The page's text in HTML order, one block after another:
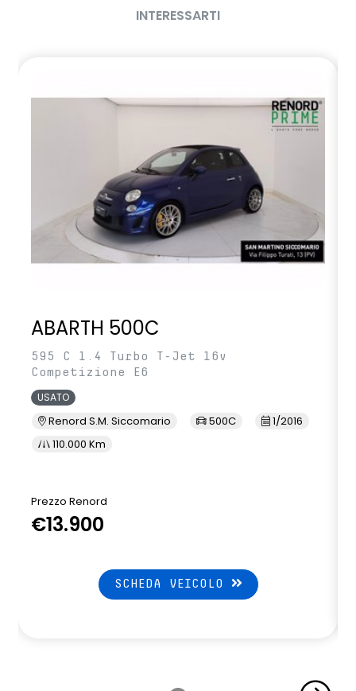
sistema di controllo della pressione pneumatici indiretto
INTERESSARTI
ABARTH 500C
595 C 1.4 Turbo T-Jet 16v
Competizione E6
USATO
Renord S.M. Siccomario 500C
1/2016
110.000 Km
Prezzo Renord
€13.900
SCHEDA VEICOLO